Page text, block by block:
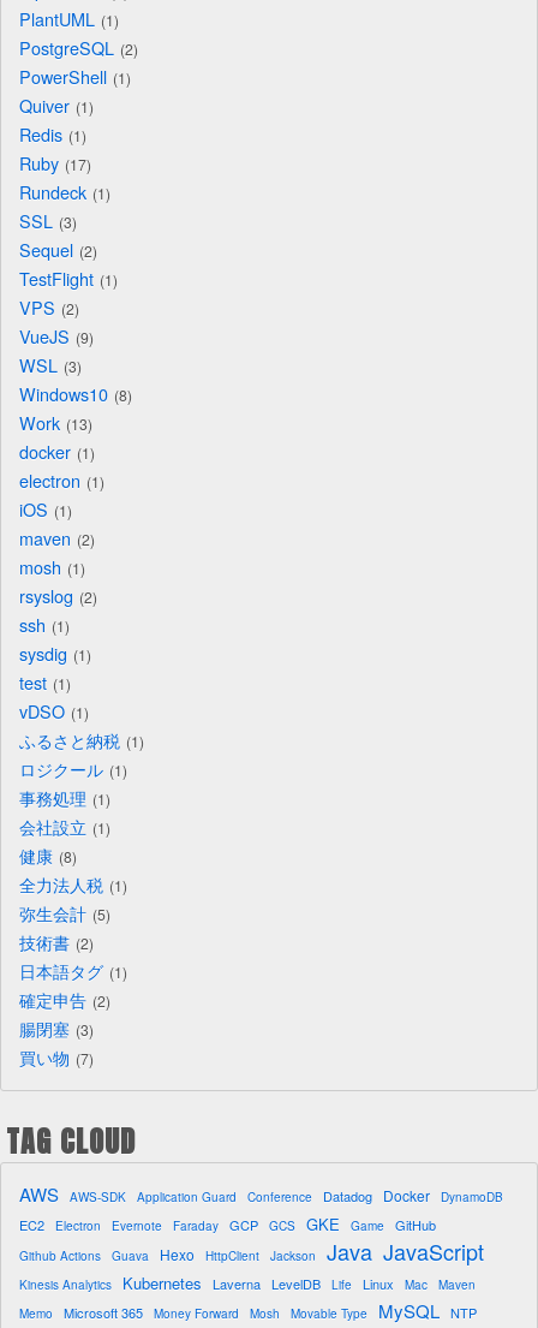
PlantUML 1
PostgreSQL 2
PowerShell 1
Quiver 1
Redis 1
Ruby 17
Rundeck 1
SSL 3
Sequel 2
TestFlight 1
VPS 2
VueJS 9
WSL 3
Windows10 8
Work 13
docker 1
electron 1
iOS 1
maven 2
mosh 1
rsyslog 2
ssh 1
sysdig 1
test 1
vDSO 1
ふるさと納税 1
ロジクール 1
事務処理 1
会社設立 1
健康 8
全力法人税 1
弥生会計 5
技術書 2
日本語タグ 1
確定申告 2
腸閉塞 3
買い物 7
TAG CLOUD
AWS AWS-SDK Application Guard Conference Datadog Docker DynamoDB
EC2 Electron Evernote Faraday GCP GCS GKE Game GitHub
Github Actions Guava Hexo HttpClient Jackson Java JavaScript
Kinesis Analytics Kubernetes Laverna LevelDB Life Linux Mac
Maven
Memo
Microsoft 365 Money Forward Mosh Movable Type MySQL NTP